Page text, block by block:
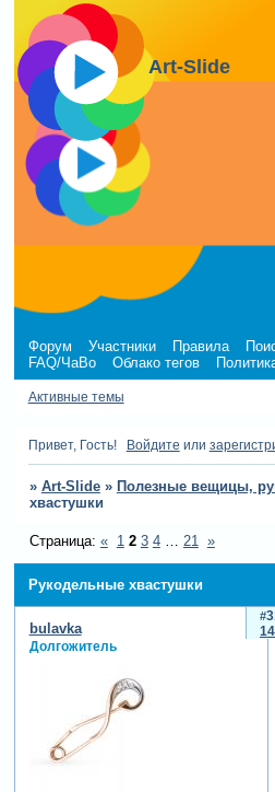
Art-Slide
Форум Участники Правила
FAQ/ЧаВо
Облако тегов
Активные темы
Привет, Гость! Войдите или
» Art-Slide » Полезные вещицы,
хвастушки
Рукодельные хвастушки
Страница: « 1 2 3 4 … 21 »
bulavka
Долгожитель